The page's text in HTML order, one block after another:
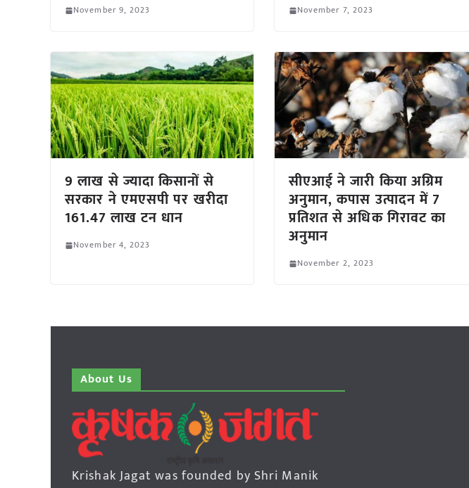
November 9, 2023 November 7, 2023
9 लाख से ज्यादा किसानों से
सरकार ने एमएसपी पर खरीदा
161.47 लाख टन धान
November 4, 2023
सीएआई ने जारी किया अग्रिम
अनुमान, कपास उत्पादन में 7
प्रतिशत से अधिक गिरावट का
अनुमान
November 2, 2023
About Us
Krishak Jagat was founded by Shri Manik